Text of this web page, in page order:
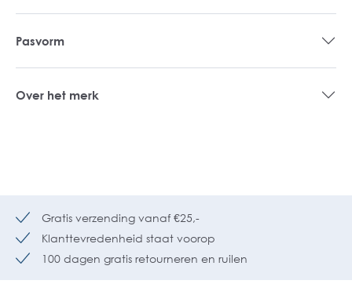
Pasvorm
Over het merk
Gratis verzending vanaf €25,-
Klanttevredenheid staat voorop
100 dagen gratis retourneren en ruilen